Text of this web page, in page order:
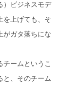
）ビジネスモデ
を上げても、そ
がガタ落ちにな
チームというこ
と、そのチーム